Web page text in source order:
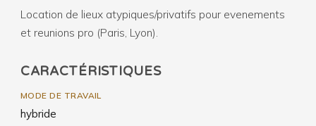
Location de lieux atypiques/privatifs pour evenements
et reunions pro (Paris, Lyon).
CARACTÉRISTIQUES
MODE DE TRAVAIL
hybride